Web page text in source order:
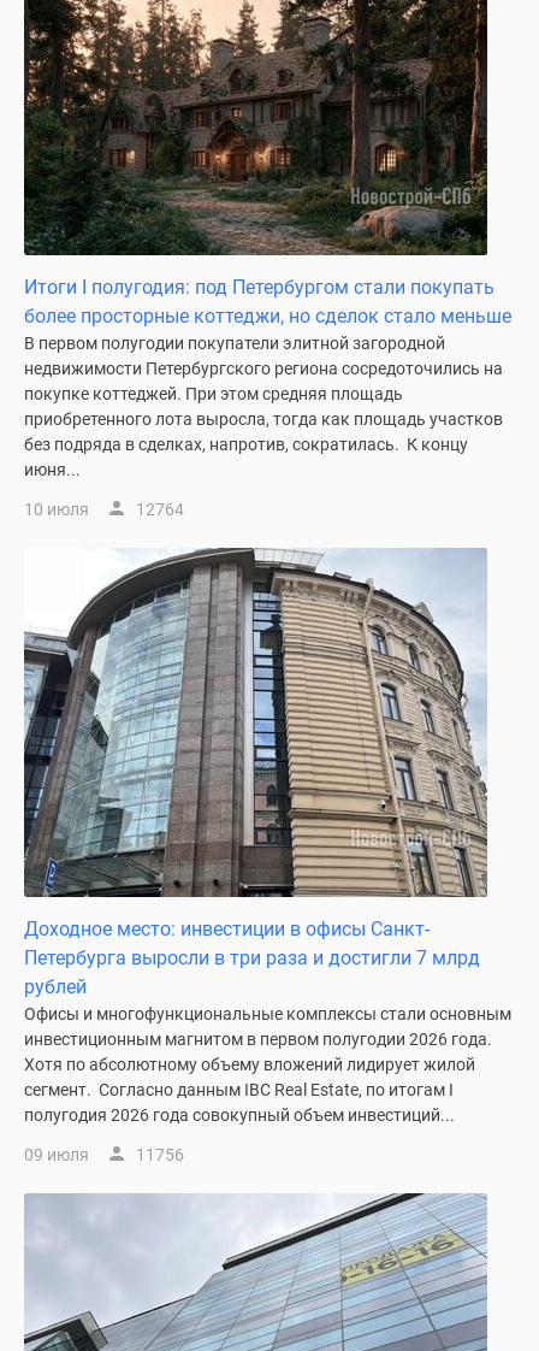
Итоги I полугодия: под Петербургом стали покупать
более просторные коттеджи, но сделок стало меньше
В первом полугодии покупатели элитной загородной
недвижимости Петербургского региона сосредоточились на
покупке коттеджей. При этом средняя площадь
приобретенного лота выросла, тогда как площадь участков
без подряда в сделках, напротив, сократилась. К концу
июня...
10 июля 12764
Доходное место: инвестиции в офисы Санкт-
Петербурга выросли в три раза и достигли 7 млрд
рублей
Офисы и многофункциональные комплексы стали основным
инвестиционным магнитом в первом полугодии 2026 года.
Хотя по абсолютному объему вложений лидирует жилой
сегмент. Согласно данным IBC Real Estate, по итогам I
полугодия 2026 года совокупный объем инвестиций...
09 июля 11756